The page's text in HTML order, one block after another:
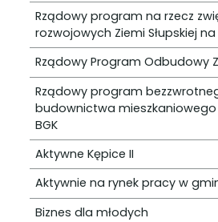
Rządowy program na rzecz
rozwojowych Ziemi Słupskiej
Rządowy Program Odbudowy
Rządowy program
budownictwa mieszkaniowego
BGK
Aktywne Kępice II
Aktywnie na rynek pracy w
Biznes dla młodych